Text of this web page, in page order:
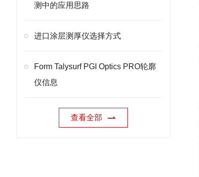
测中的应用思路
进口涂层测厚仪选择方式
Form Talysurf PGI Optics PRO轮廓
仪信息
查看全部